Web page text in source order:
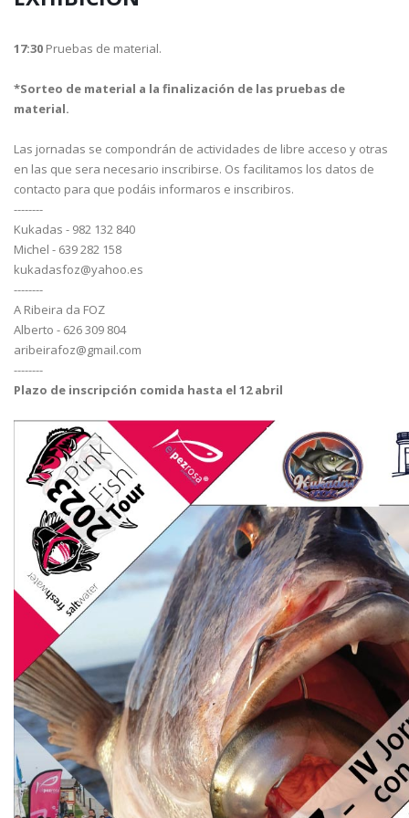
17:30 Pruebas de material.
*Sorteo de material a la finalización de las pruebas de
material.
Las jornadas se compondrán de actividades de libre acceso y otras
en las que sera necesario inscribirse. Os facilitamos los datos de
contacto para que podáis informaros e inscribiros.
--------
Kukadas - 982 132 840
Michel - 639 282 158
kukadasfoz@yahoo.es
--------
A Ribeira da FOZ
Alberto - 626 309 804
aribeirafoz@gmail.com
--------
Plazo de inscripción comida hasta el 12 abril